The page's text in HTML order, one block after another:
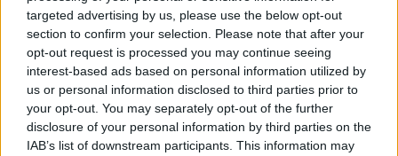
targeted advertising by us, please use the below opt-out
section to confirm your selection. Please note that after your
opt-out request is processed you may continue seeing
interest-based ads based on personal information utilized by
us or personal information disclosed to third parties prior to
your opt-out. You may separately opt-out of the further
disclosure of your personal information by third parties on the
IAB’s list of downstream participants. This information may
00:15:25
Ruošiantis naujiems mokslo metams – vaikų teisių
tarnybos primena: štai apie ką būtina pasikalbėti
Laidos | Nauja diena
Visi įrašai